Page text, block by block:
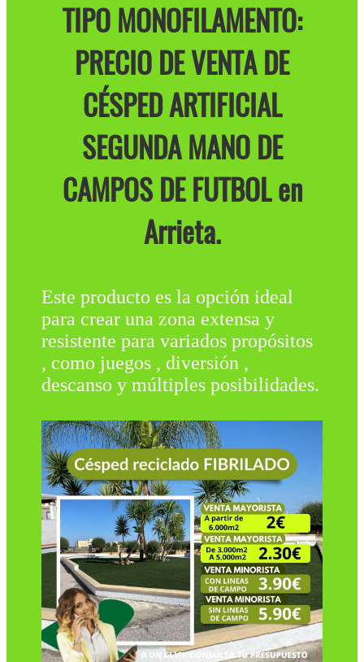
TIPO MONOFILAMENTO:
PRECIO DE VENTA DE
CÉSPED ARTIFICIAL
SEGUNDA MANO DE
CAMPOS DE FUTBOL en
Arrieta.
Este producto es la opción ideal
para crear una zona extensa y
resistente para variados propósitos
, como juegos , diversión ,
descanso y múltiples posibilidades.